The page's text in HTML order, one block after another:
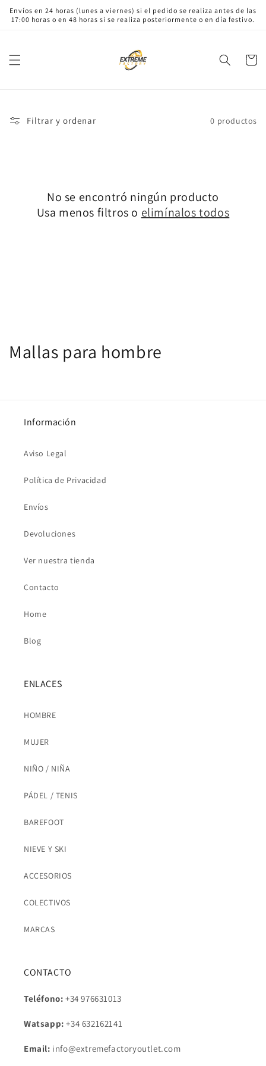
directamente
al contenido
Envíos en 24 horas (lunes a viernes) si el pedido se realiza antes de las
17:00 horas o en 48 horas si se realiza posteriormente o en día festivo.
Carrito
Filtrar y ordenar 0 productos
No se encontró ningún producto
Usa menos filtros o elimínalos todos
C
Mallas para hombre
Información
Aviso Legal
Política de Privacidad
Envíos
Devoluciones
Ver nuestra tienda
Contacto
Home
Blog
ENLACES
HOMBRE
MUJER
NIÑO / NIÑA
PÁDEL / TENIS
BAREFOOT
NIEVE Y SKI
ACCESORIOS
COLECTIVOS
MARCAS
CONTACTO
Teléfono: +34 976631013
Watsapp:+34 632162141
Email: info@extremefactoryoutlet.com